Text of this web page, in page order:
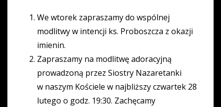
We wtorek zapraszamy do wspólnej
modlitwy w intencji ks. Proboszcza z okazji
imienin.
Zapraszamy na modlitwę adoracyjną
prowadzoną przez Siostry Nazaretanki
w naszym Kościele w najbliższy czwartek 28
lutego o godz. 19:30. Zachęcamy